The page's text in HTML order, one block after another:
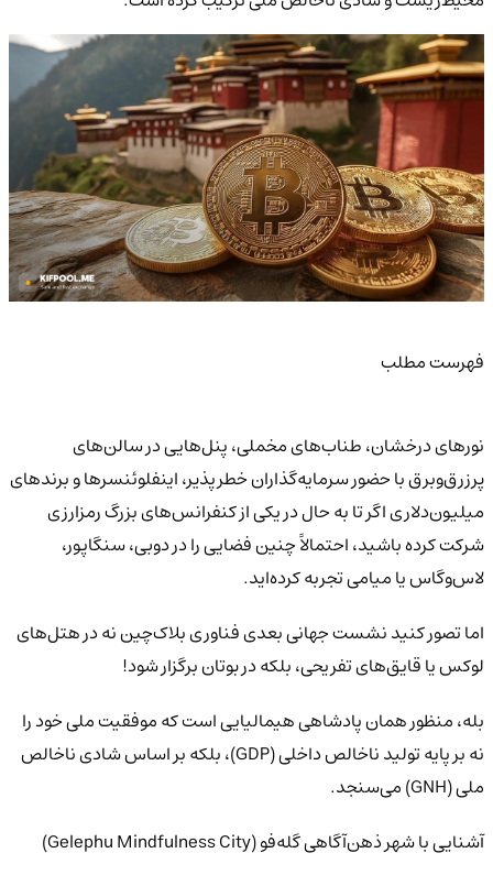
فهرست مطلب
نورهای درخشان، طناب‌های مخملی، پنل‌هایی در سالن‌های
پرزرق‌وبرق با حضور سرمایه‌گذاران خطرپذیر، اینفلوئنسرها و برندهای
میلیون‌دلاری اگر تا به حال در یکی از کنفرانس‌های بزرگ رمزارزی
شرکت کرده باشید، احتمالاً چنین فضایی را در دوبی، سنگاپور،
لاس‌وگاس یا میامی تجربه کرده‌اید.
اما تصور کنید نشست جهانی بعدی فناوری بلاک‌چین نه در هتل‌های
لوکس یا قایق‌های تفریحی، بلکه در بوتان برگزار شود!
بله، منظور همان پادشاهی هیمالیایی است که موفقیت ملی خود را
نه بر پایه تولید ناخالص داخلی (GDP)، بلکه بر اساس شادی ناخالص
ملی (GNH) می‌سنجد.
آشنایی با شهر ذهن‌آگاهی گله‌فو (Gelephu Mindfulness City)